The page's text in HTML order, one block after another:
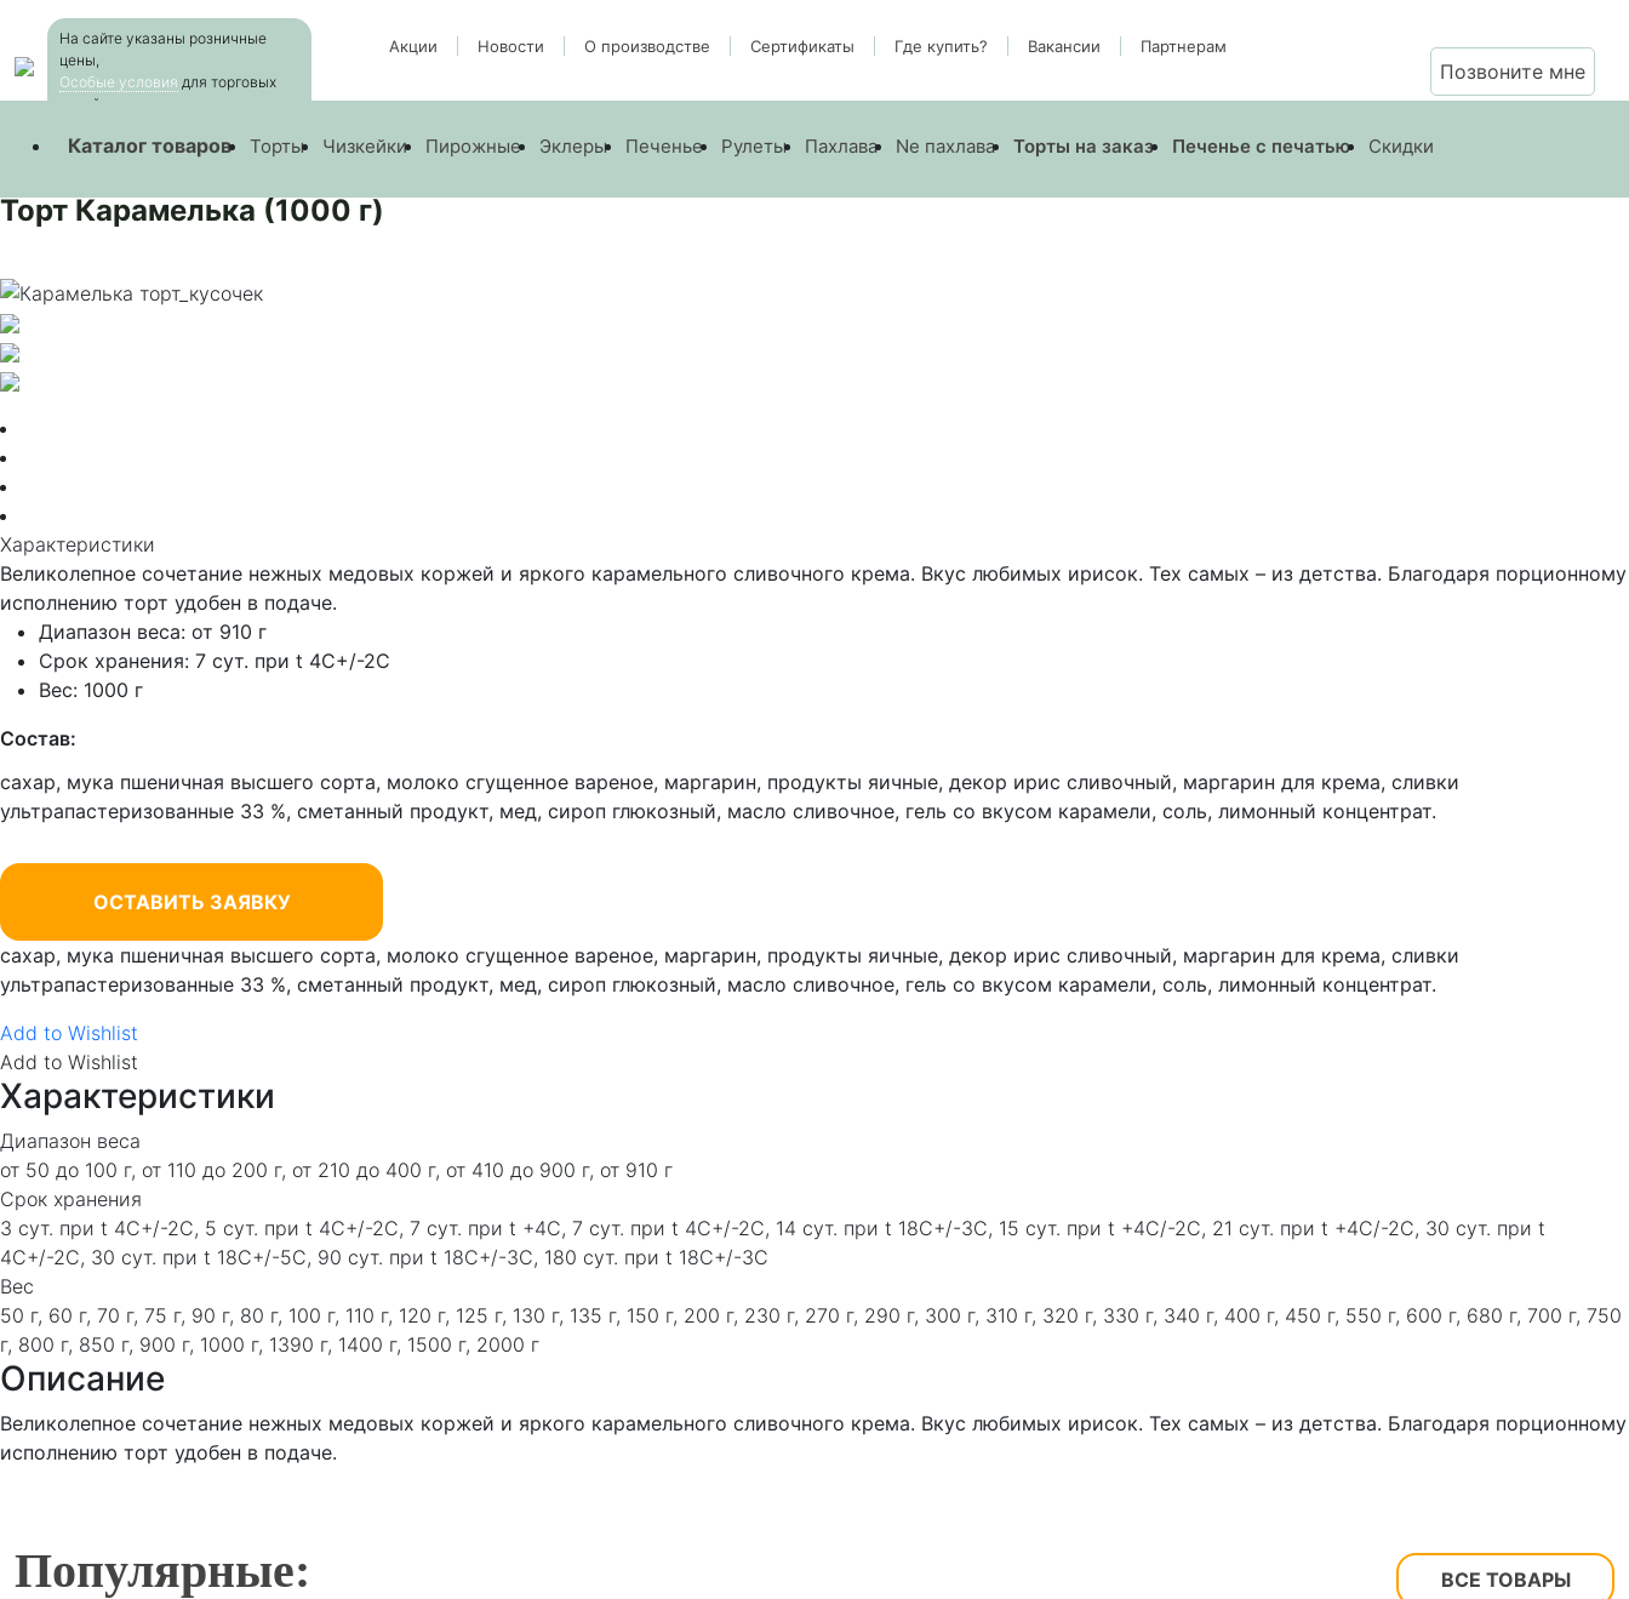
the
content
На сайте указаны розничные
цены,
Особые условия для торговых
сетей
Акции Новости О производстве Cертификаты Где купить? Вакансии Партнерам
Позвоните мне
Каталог товаров Торты Чизкейки Пирожные Эклеры Печенье Рулеты Пахлава Ne пахлава Торты на заказ Печенье с печатью Скидки
— Products — Торт Карамелька (1000 г)
Торт Карамелька (1000 г)
Характеристики
Великолепное сочетание нежных медовых коржей и яркого карамельного сливочного крема. Вкус любимых ирисок. Тех самых – из детства. Благодаря порционному
исполнению торт удобен в подаче.
Диапазон веса: от 910 г
Срок хранения: 7 сут. при t 4C+/-2C
Вес: 1000 г
Состав:
сахар, мука пшеничная высшего сорта, молоко сгущенное вареное, маргарин, продукты яичные, декор ирис сливочный, маргарин для крема, сливки
ультрапастеризованные 33 %, сметанный продукт, мед, сироп глюкозный, масло сливочное, гель со вкусом карамели, соль, лимонный концентрат.
ОСТАВИТЬ ЗАЯВКУ
сахар, мука пшеничная высшего сорта, молоко сгущенное вареное, маргарин, продукты яичные, декор ирис сливочный, маргарин для крема, сливки
ультрапастеризованные 33 %, сметанный продукт, мед, сироп глюкозный, масло сливочное, гель со вкусом карамели, соль, лимонный концентрат.
Add to Wishlist
Add to Wishlist
Характеристики
Диапазон веса
от 50 до 100 г, от 110 до 200 г, от 210 до 400 г, от 410 до 900 г, от 910 г
Срок хранения
3 сут. при t 4C+/-2C, 5 сут. при t 4C+/-2C, 7 сут. при t +4C, 7 сут. при t 4C+/-2C, 14 сут. при t 18C+/-3C, 15 сут. при t +4C/-2C, 21 сут. при t +4C/-2C, 30 сут. при t
4C+/-2C, 30 сут. при t 18C+/-5C, 90 сут. при t 18C+/-3C, 180 сут. при t 18C+/-3C
Вес
50 г, 60 г, 70 г, 75 г, 90 г, 80 г, 100 г, 110 г, 120 г, 125 г, 130 г, 135 г, 150 г, 200 г, 230 г, 270 г, 290 г, 300 г, 310 г, 320 г, 330 г, 340 г, 400 г, 450 г, 550 г, 600 г, 680 г, 700 г, 750
г, 800 г, 850 г, 900 г, 1000 г, 1390 г, 1400 г, 1500 г, 2000 г
Описание
Великолепное сочетание нежных медовых коржей и яркого карамельного сливочного крема. Вкус любимых ирисок. Тех самых – из детства. Благодаря порционному
исполнению торт удобен в подаче.
Популярные: ВСЕ ТОВАРЫ